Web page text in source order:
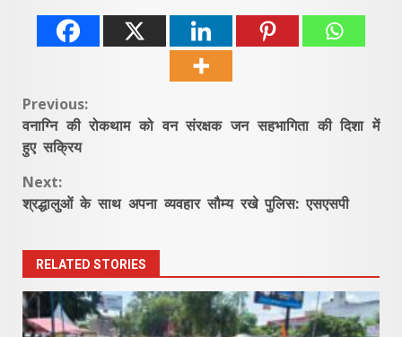
Continue
Reading
Previous:
वनाग्नि की रोकथाम को वन संरक्षक जन सहभागिता की दिशा में
हुए सक्रिय
Next:
श्रद्धालुओं के साथ अपना व्यवहार सौम्य रखे पुलिस: एसएसपी
RELATED STORIES